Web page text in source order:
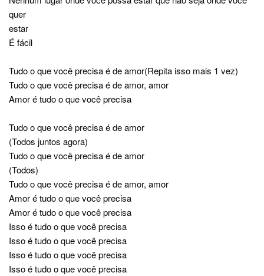
quer
estar
É fácil
Tudo o que você precisa é de amor(Repita isso mais 1 vez)
Tudo o que você precisa é de amor, amor
Amor é tudo o que você precisa
Tudo o que você precisa é de amor
(Todos juntos agora)
Tudo o que você precisa é de amor
(Todos)
Tudo o que você precisa é de amor, amor
Amor é tudo o que você precisa
Amor é tudo o que você precisa
Isso é tudo o que você precisa
Isso é tudo o que você precisa
Isso é tudo o que você precisa
Isso é tudo o que você precisa